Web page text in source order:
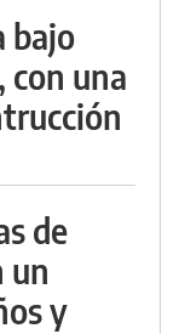
bajo
con una
de
un
y